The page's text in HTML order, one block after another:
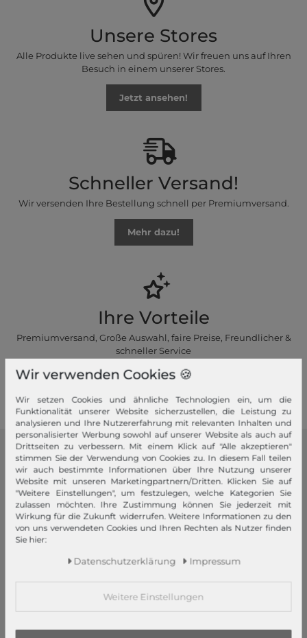
Unsere Stores
Alle Produkte live sehen und spüren! Wir freuen uns auf Ihren
Besuch in einem unserer Stores.
Jetzt ansehen!
Schneller Versand!
Wir versenden Ihre Bestellung schnell per Premiumversand.
Mehr dazu!
Ihre Vorteile
Premiumversand, Große Auswahl, faire Preise, Freundlicher &
schneller Service
Mehr dazu!
modeherz
Impressum
AGB
Widerrufsrecht
Datenschutzerklärung
Wir verwenden Cookies 🍪
Wir setzen Cookies und ähnliche Technologien ein, um die
Funktionalität unserer Website sicherzustellen, die Leistung zu
analysieren und Ihre Nutzererfahrung mit relevanten Inhalten und
personalisierter Werbung sowohl auf unserer Website als auch auf
Drittseiten zu verbessern. Mit einem Klick auf "Alle akzeptieren"
stimmen Sie der Verwendung von Cookies zu. In diesem Fall teilen
wir auch bestimmte Informationen über Ihre Nutzung unserer
Website mit unseren Marketingpartnern/Dritten. Klicken Sie auf
"Weitere Einstellungen", um festzulegen, welche Kategorien Sie
zulassen möchten. Ihre Zustimmung können Sie jederzeit mit
Wirkung für die Zukunft widerrufen. Weitere Informationen zu den
von uns verwendeten Cookies und Ihren Rechten als Nutzer finden
Sie hier:
Daten­schutz­erklärung Impressum
Weitere Einstellungen